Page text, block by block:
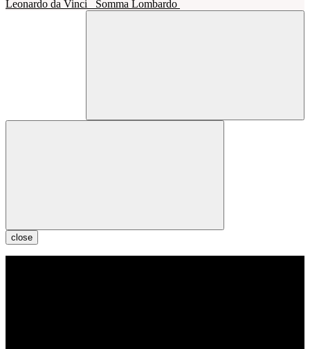
Leonardo da Vinci
Somma Lombardo
close